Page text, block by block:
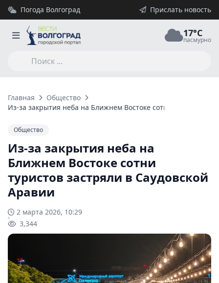
Погода Волгоград Прислать новость
17°C
пасмурно
Главная
Общество
Из-за закрытия неба на Ближнем Востоке сотни туристов
Общество
Из-за закрытия неба на
Ближнем Востоке сотни
туристов застряли в Саудовской
Аравии
2 марта 2026, 10:29
3,344